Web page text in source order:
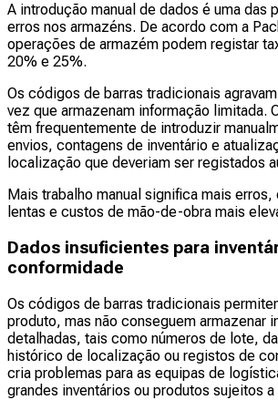
A introdução manual de dados é uma das
erros nos armazéns. De acordo com a
operações de armazém podem registar
20% e 25%.
Os códigos de barras tradicionais
vez que armazenam informação limitada.
têm frequentemente de introduzir
envios, contagens de inventário e
localização que deveriam ser registados
Mais trabalho manual significa mais
lentas e custos de mão-de-obra mais
Dados insuficientes para
conformidade
Os códigos de barras tradicionais
produto, mas não conseguem armazenar
detalhadas, tais como números de lote,
histórico de localização ou registos de
cria problemas para as equipas de
grandes inventários ou produtos sujeitos